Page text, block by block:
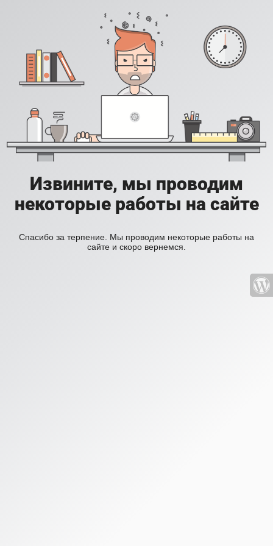
Извините, мы проводим
некоторые работы на сайте
Спасибо за терпение. Мы проводим некоторые работы на
сайте и скоро вернемся.